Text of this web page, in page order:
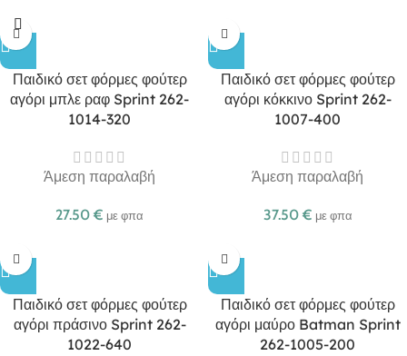
Παιδικό σετ φόρμες φούτερ
αγόρι μπλε ραφ Sprint 262-
1014-320
Άμεση παραλαβή
27.50 € με φπα
Παιδικό σετ φόρμες φούτερ
αγόρι κόκκινο Sprint 262-
1007-400
Άμεση παραλαβή
37.50 € με φπα
Παιδικό σετ φόρμες φούτερ
αγόρι πράσινο Sprint 262-
1022-640
Παιδικό σετ φόρμες φούτερ
αγόρι μαύρο Batman Sprint
262-1005-200